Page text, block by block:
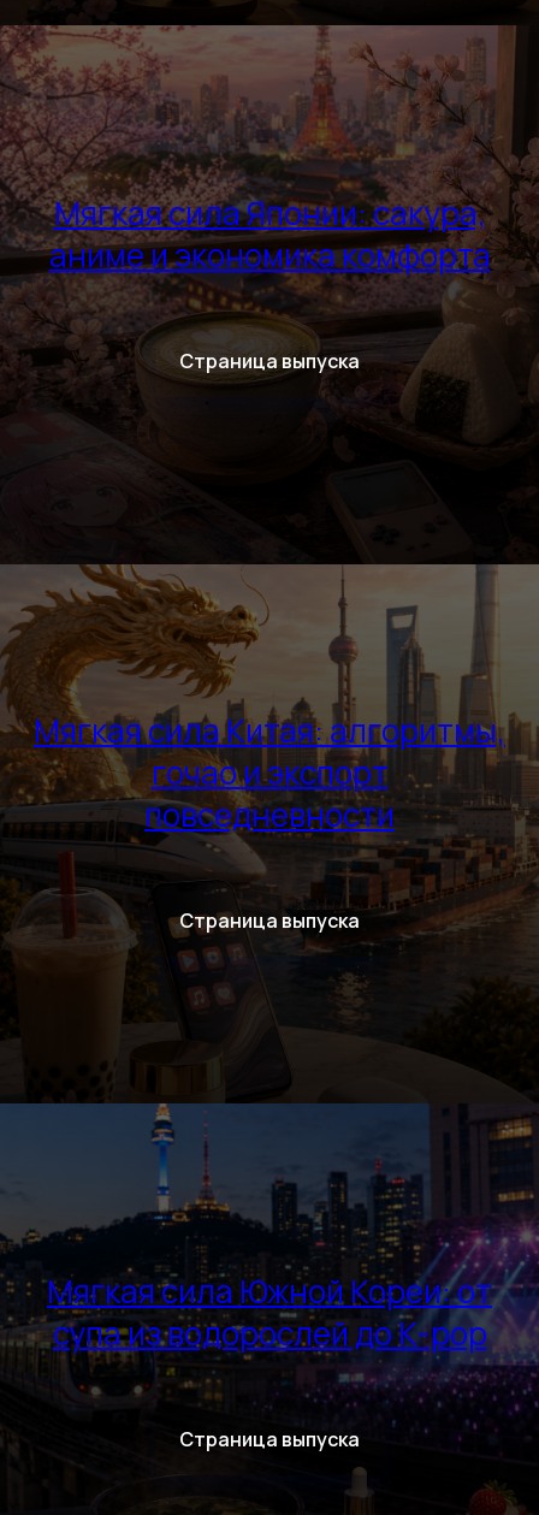
Мягкая сила Японии: сакура,
аниме и экономика комфорта
Страница выпуска
Мягкая сила Китая: алгоритмы,
гочао и экспорт
повседневности
Страница выпуска
Мягкая сила Южной Кореи: от
супа из водорослей до K-pop
Страница выпуска